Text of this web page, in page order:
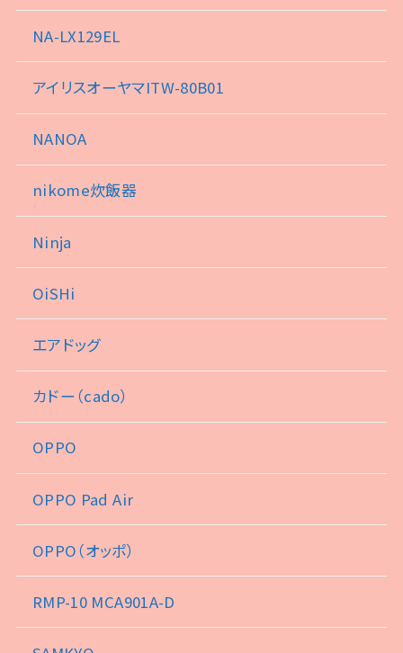
NA-LX129EL
アイリスオーヤマITW-80B01
NANOA
nikome炊飯器
Ninja
OiSHi
エアドッグ
カドー（cado）
OPPO
OPPO Pad Air
OPPO（オッポ）
RMP-10 MCA901A-D